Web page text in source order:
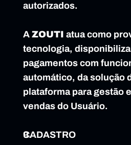
autorizados.
A ZOUTI atua como
tecnologia,
pagamentos com
automático, da solução
plataforma para gestão
vendas do Usuário.
CADASTRO